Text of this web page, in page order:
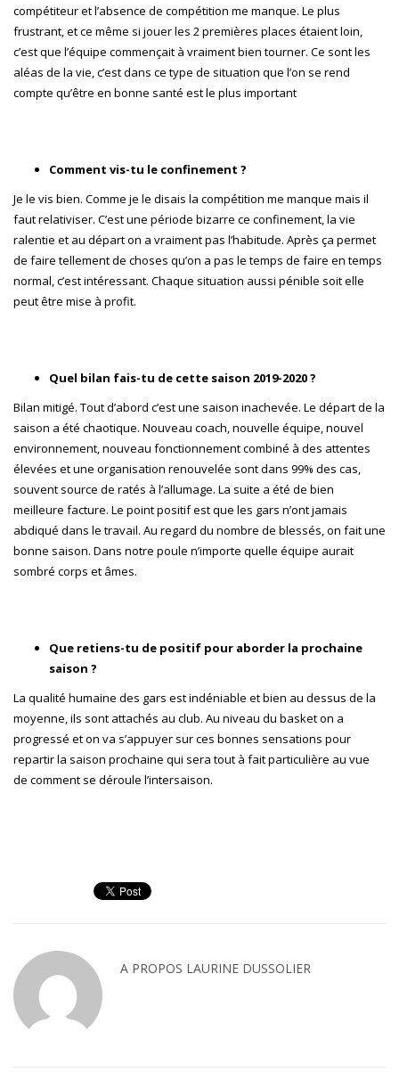
compétiteur et l’absence de compétition me manque. Le plus
frustrant, et ce même si jouer les 2 premières places étaient loin,
c’est que l’équipe commençait à vraiment bien tourner. Ce sont les
aléas de la vie, c’est dans ce type de situation que l’on se rend
compte qu’être en bonne santé est le plus important
Comment vis-tu le confinement ?
Je le vis bien. Comme je le disais la compétition me manque mais il
faut relativiser. C’est une période bizarre ce confinement, la vie
ralentie et au départ on a vraiment pas l’habitude. Après ça permet
de faire tellement de choses qu’on a pas le temps de faire en temps
normal, c’est intéressant. Chaque situation aussi pénible soit elle
peut être mise à profit.
Quel bilan fais-tu de cette saison 2019-2020 ?
Bilan mitigé. Tout d’abord c’est une saison inachevée. Le départ de la
saison a été chaotique. Nouveau coach, nouvelle équipe, nouvel
environnement, nouveau fonctionnement combiné à des attentes
élevées et une organisation renouvelée sont dans 99% des cas,
souvent source de ratés à l’allumage. La suite a été de bien
meilleure facture. Le point positif est que les gars n’ont jamais
abdiqué dans le travail. Au regard du nombre de blessés, on fait une
bonne saison. Dans notre poule n’importe quelle équipe aurait
sombré corps et âmes.
Que retiens-tu de positif pour aborder la prochaine
saison ?
La qualité humaine des gars est indéniable et bien au dessus de la
moyenne, ils sont attachés au club. Au niveau du basket on a
progressé et on va s’appuyer sur ces bonnes sensations pour
repartir la saison prochaine qui sera tout à fait particulière au vue
de comment se déroule l’intersaison.
A PROPOS LAURINE DUSSOLIER